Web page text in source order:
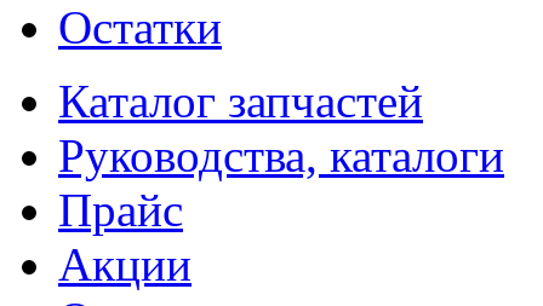
Остатки
Каталог запчастей
Руководства, каталоги
Прайс
Акции